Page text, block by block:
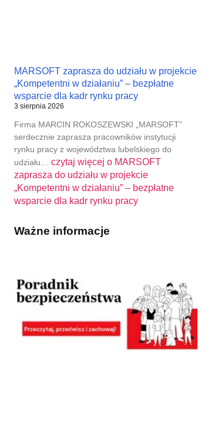
MARSOFT zaprasza do udziału w projekcie
„Kompetentni w działaniu” – bezpłatne
wsparcie dla kadr rynku pracy
3 sierpnia 2026
Firma MARCIN ROKOSZEWSKI „MARSOFT”
serdecznie zaprasza pracowników instytucji
rynku pracy z województwa lubelskiego do
udziału… czytaj więcej oMARSOFT
zaprasza do udziału w projekcie
„Kompetentni w działaniu” – bezpłatne
wsparcie dla kadr rynku pracy
Ważne informacje